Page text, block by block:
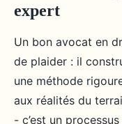
expert
Un bon avocat en
de plaider : il
une méthode
aux réalités du
- c’est un